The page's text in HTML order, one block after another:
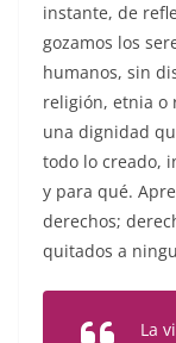
instante, de
gozamos los
humanos, sin
religión, etnia o
una dignidad
todo lo creado,
y para qué.
derechos;
quitados a
La